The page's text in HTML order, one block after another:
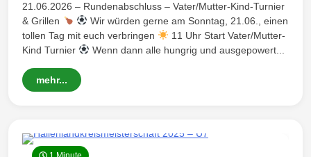
21.06.2026 – Rundenabschluss – Vater/Mutter-Kind-Turnier
& Grillen
Wir würden gerne am Sonntag, 21.06., einen
tollen Tag mit euch verbringen
11 Uhr Start Vater/Mutter-
Kind Turnier
Wenn dann alle hungrig und ausgepowert...
mehr...